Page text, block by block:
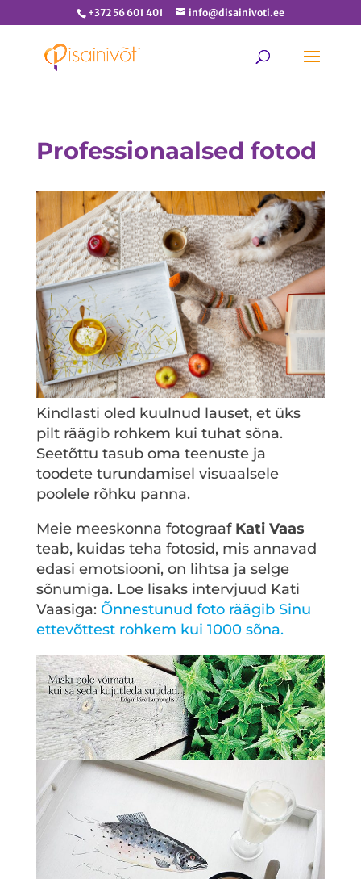
+372 56 601 401 info@disainivoti.ee
Professionaalsed fotod
Kindlasti oled kuulnud lauset, et üks
pilt räägib rohkem kui tuhat sõna.
Seetõttu tasub oma teenuste ja
toodete turundamisel visuaalsele
poolele rõhku panna.
Meie meeskonna fotograaf Kati Vaas
teab, kuidas teha fotosid, mis annavad
edasi emotsiooni, on lihtsa ja selge
sõnumiga. Loe lisaks intervjuud Kati
Vaasiga: Õnnestunud foto räägib Sinu
ettevõttest rohkem kui 1000 sõna.